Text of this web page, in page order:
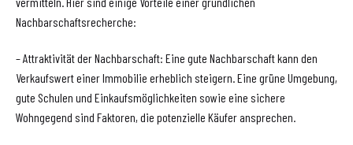
Nachbarschaftsrecherche:
– Attraktivität der Nachbarschaft: Eine gute Nachbarschaft kann den
Verkaufswert einer Immobilie erheblich steigern. Eine grüne Umgebung,
gute Schulen und Einkaufsmöglichkeiten sowie eine sichere
Wohngegend sind Faktoren, die potenzielle Käufer ansprechen.